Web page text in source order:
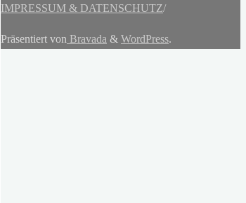
IMPRESSUM & DATENSCHUTZ/
Präsentiert von Bravada & WordPress.